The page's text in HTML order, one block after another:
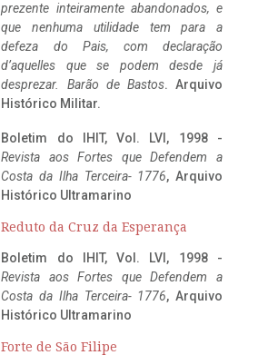
prezente inteiramente abandonados, e
que nenhuma utilidade tem para a
defeza do Pais, com declaração
d’aquelles que se podem desde já
desprezar. Barão de Bastos. Arquivo
Histórico Militar.
Boletim do IHIT, Vol. LVI, 1998 -
Revista aos Fortes que Defendem a
Costa da Ilha Terceira- 1776, Arquivo
Histórico Ultramarino
Reduto da Cruz da Esperança
Boletim do IHIT, Vol. LVI, 1998 -
Revista aos Fortes que Defendem a
Costa da Ilha Terceira- 1776, Arquivo
Histórico Ultramarino
Forte de São Filipe